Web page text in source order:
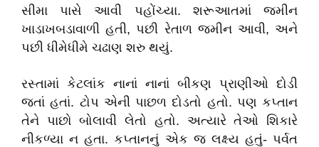
સીમા પાસે આવી પહોંચ્યા. શરૂઆતમાં જમીન
ખાડાખબડાવાળી હતી,પછી રેતાળ જમીન આવી,અને
પછી ધીમેધીમે ચઢાણ શરુ થયું.
રસ્તામાં કેટલાંક નાનાં નાનાં બીકણ પ્રાણીઓ દોડી
જતાં હતાં. ટોપ એની પાછળ દોડતો હતો. પણ કપ્તાન
તેને પાછો બોલાવી લેતો હતો. અત્યારે તેઓ શિકારે
નીકળ્યા ન હતા. કપ્તાનનું એક જ લક્ષ્ય હતું- પર્વત